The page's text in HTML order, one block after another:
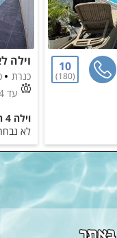
10
180
וילה
כנרת
עד 14 אורחים
וילה 4 חדרים
לא